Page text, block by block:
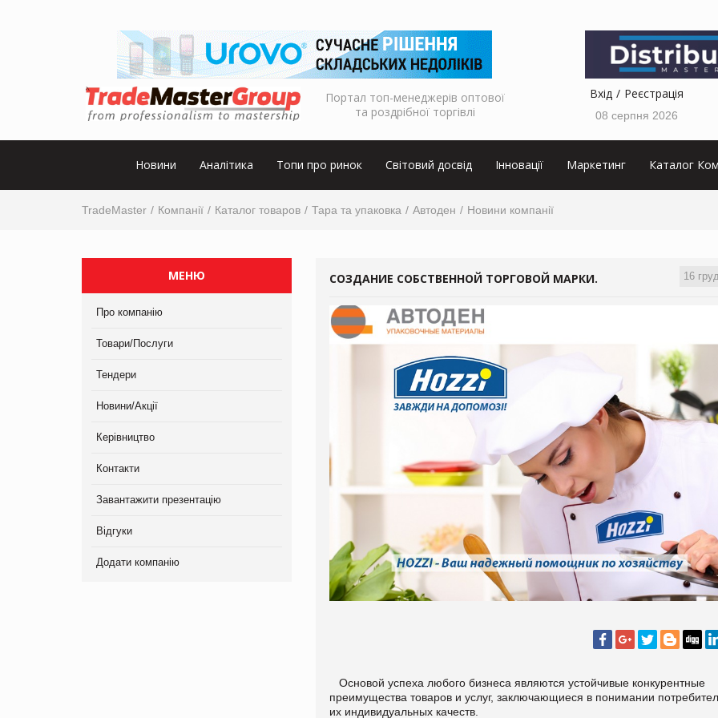
Портал топ-менеджерів оптової
та роздрібної торгівлі
Вхід Реєстрація
08 серпня 2026
Новини Аналітика Топи про ринок Світовий досвід Інновації Маркетинг Каталог
TradeMaster Компанії Каталог товаров Тара та упаковка Автоден Новини компанії
МЕНЮ
Про компанію
Товари/Послуги
Тендери
Новини/Акції
Керівництво
Контакти
Завантажити презентацію
Відгуки
Додати компанію
16
СОЗДАНИЕ СОБСТВЕННОЙ ТОРГОВОЙ МАРКИ.
Основой успеха любого бизнеса являются устойчивые конкурентные
преимущества товаров и услуг, заключающиеся в понимании
их индивидуальных качеств.